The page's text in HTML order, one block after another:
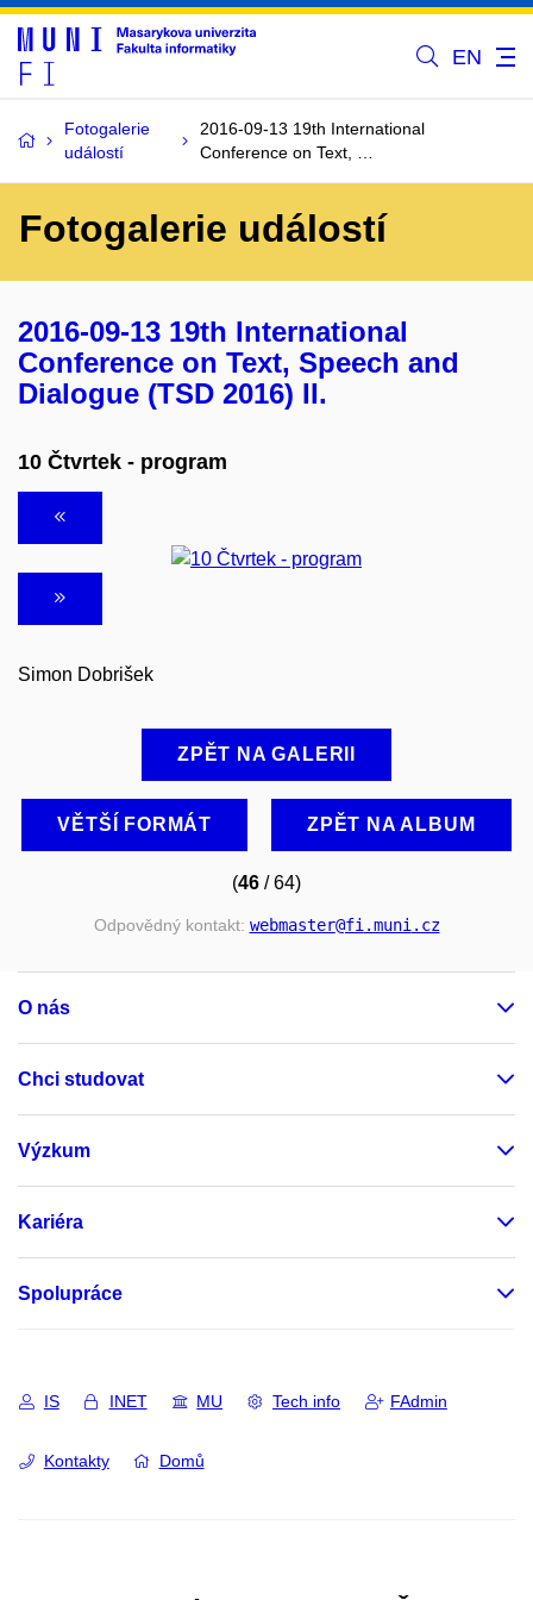
EN
Fotogalerie
událostí
2016-09-13 19th International
Conference on Text, …
Fotogalerie událostí
2016-09-13 19th International
Conference on Text, Speech and
Dialogue (TSD 2016) II.
10 Čtvrtek - program
Simon Dobrišek
ZPĚT NA GALERII
VĚTŠÍ FORMÁT ZPĚT NA ALBUM
(46 / 64)
Odpovědný kontakt: webmaster@fi .muni .cz
O nás
Chci studovat
Výzkum
Kariéra
Spolupráce
IS INET MU Tech info FAdmin
Kontakty Domů